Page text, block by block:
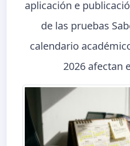
aplicación e
de las pruebas
calendario
2026 afectan